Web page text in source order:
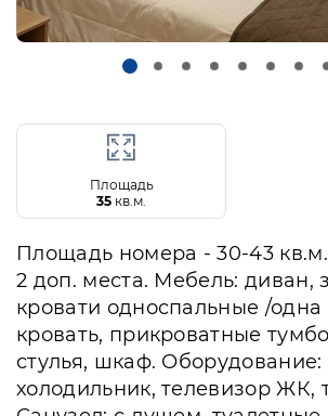
Площадь
35 кв.м.
Площадь номера - 30-43 кв.м.
2 доп. места. Мебель: диван,
кровати односпальные /одна
кровать, прикроватные
стулья, шкаф.
холодильник, телевизор ЖК,